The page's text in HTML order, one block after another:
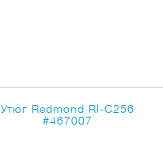
Утюг Redmond RI-C256
#467007